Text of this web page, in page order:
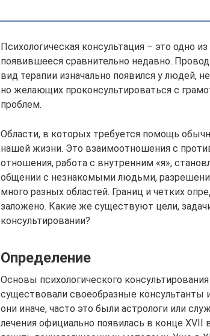
Психологическая консультация – это одно
появившееся сравнительно недавно.
вид терапии изначально появился у людей,
но желающих проконсультироваться с
проблем.
Области, в которых требуется помощь
нашей жизни. Это взаимоотношения с
отношения, работа с внутренним «я»,
общении с незнакомыми людьми,
много разных областей. Границ и четких
заложено. Какие же существуют цели,
консультировании?
Определение
Основы психологического
существовали своеобразные
они иначе, часто это были астрологи или
лечения официально появилась в конце XVII